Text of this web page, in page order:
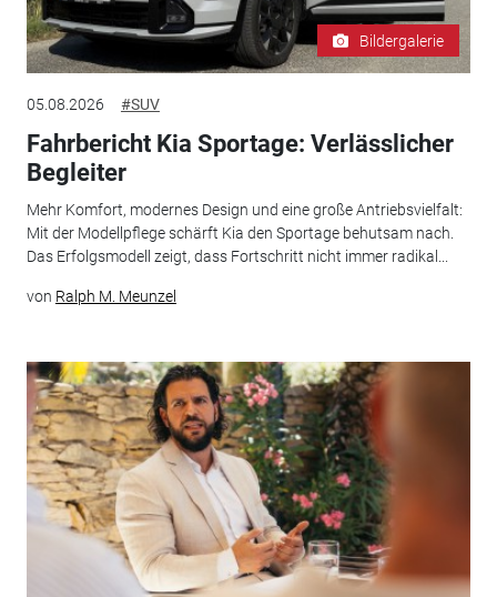
Bildergalerie
05.08.2026 #SUV
Fahrbericht Kia Sportage: Verlässlicher
Begleiter
Mehr Komfort, modernes Design und eine große Antriebsvielfalt:
Mit der Modellpflege schärft Kia den Sportage behutsam nach.
Das Erfolgsmodell zeigt, dass Fortschritt nicht immer radikal...
von Ralph M. Meunzel